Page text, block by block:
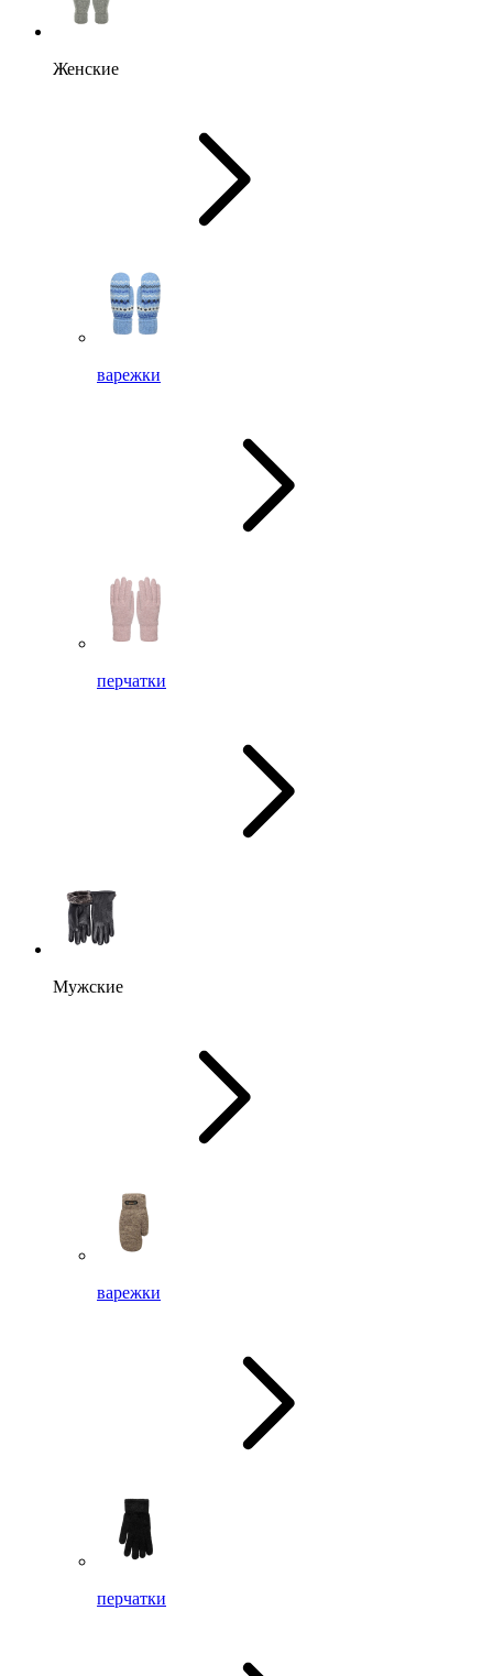
Женские
варежки
перчатки
Мужские
варежки
перчатки